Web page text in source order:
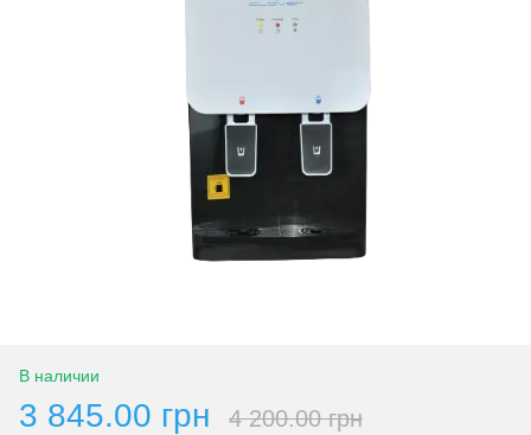
В наличии
3 845.00 грн 4 200.00 грн